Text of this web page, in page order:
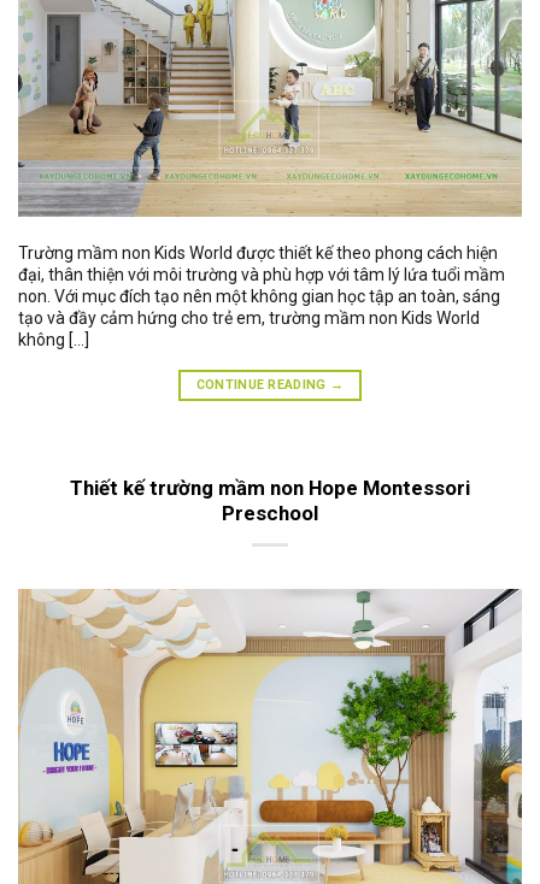
Trường mầm non Kids World được thiết kế theo phong cách hiện
đại, thân thiện với môi trường và phù hợp với tâm lý lứa tuổi mầm
non. Với mục đích tạo nên một không gian học tập an toàn, sáng
tạo và đầy cảm hứng cho trẻ em, trường mầm non Kids World
không […]
CONTINUE READING →
Thiết kế trường mầm non Hope Montessori
Preschool